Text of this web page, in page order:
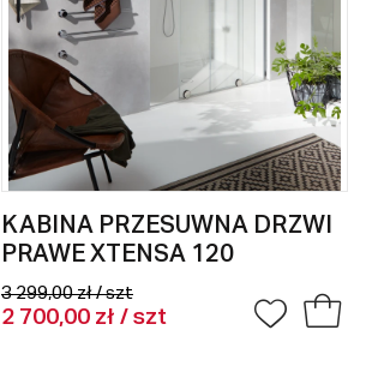
KABINA PRZESUWNA DRZWI
PRAWE XTENSA 120
3 299,00 zł / szt
2 700,00 zł / szt